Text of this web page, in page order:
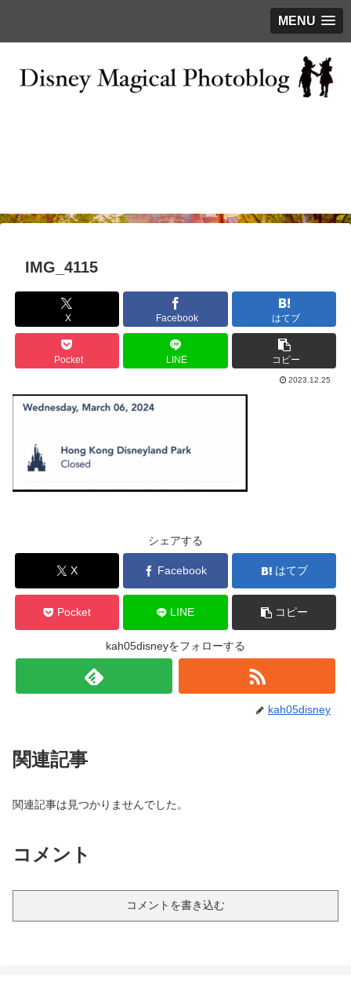
MENU
IMG_4115
X Facebook はてブ
Pocket LINE コピー
2023.12.25
シェアする
X Facebook はてブ
Pocket LINE コピー
kah05disneyをフォローする
kah05disney
関連記事
関連記事は見つかりませんでした。
コメント
コメントを書き込む